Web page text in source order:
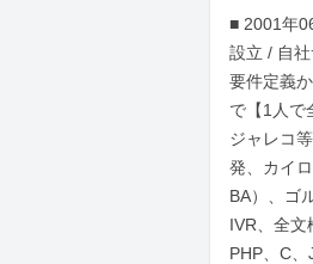
■ 2001年
設立 / 自
要件定義
で【1人で
ジャレコ
発、カイ
BA）、ゴ
IVR、全文
PHP、C